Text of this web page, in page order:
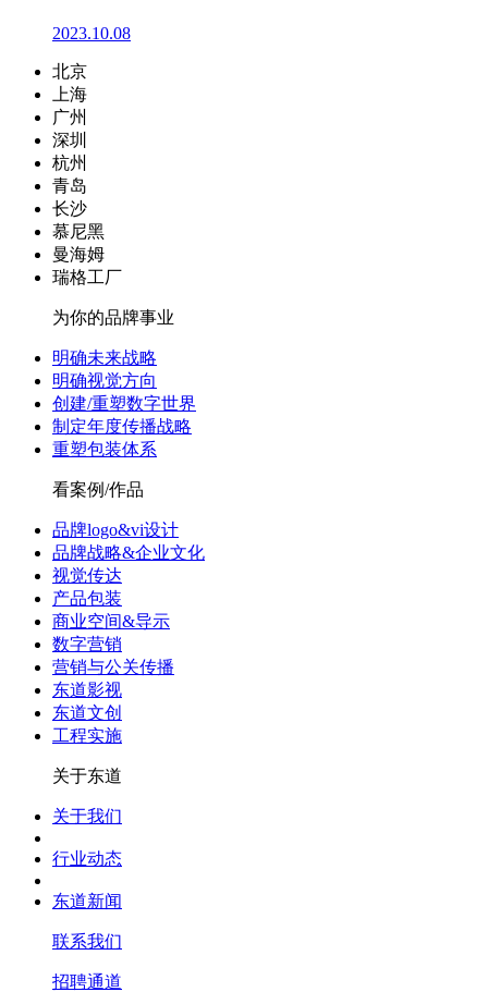
2023.10.08
北京
上海
广州
深圳
杭州
青岛
长沙
慕尼黑
曼海姆
瑞格工厂
为你的品牌事业
明确未来战略
明确视觉方向
创建/重塑数字世界
制定年度传播战略
重塑包装体系
看案例/作品
品牌logo&vi设计
品牌战略&企业文化
视觉传达
产品包装
商业空间&导示
数字营销
营销与公关传播
东道影视
东道文创
工程实施
关于东道
关于我们
行业动态
东道新闻
联系我们
招聘通道